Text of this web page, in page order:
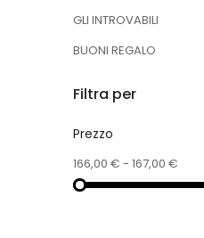
GLI INTROVABILI
BUONI REGALO
Filtra per
Prezzo
166,00 € - 167,00 €